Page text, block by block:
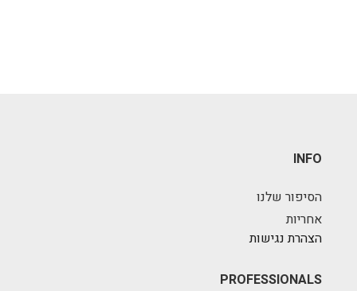
INFO
הסיפור שלנו
אחריות
הצהרת נגישות
PROFESSIONALS